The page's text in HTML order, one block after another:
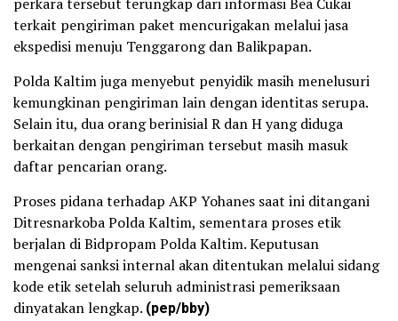
terkait pengiriman paket mencurigakan melalui jasa
ekspedisi menuju Tenggarong dan Balikpapan.
Polda Kaltim juga menyebut penyidik masih menelusuri
kemungkinan pengiriman lain dengan identitas serupa.
Selain itu, dua orang berinisial R dan H yang diduga
berkaitan dengan pengiriman tersebut masih masuk
daftar pencarian orang.
Proses pidana terhadap AKP Yohanes saat ini ditangani
Ditresnarkoba Polda Kaltim, sementara proses etik
berjalan di Bidpropam Polda Kaltim. Keputusan
mengenai sanksi internal akan ditentukan melalui sidang
kode etik setelah seluruh administrasi pemeriksaan
dinyatakan lengkap. (pep/bby)